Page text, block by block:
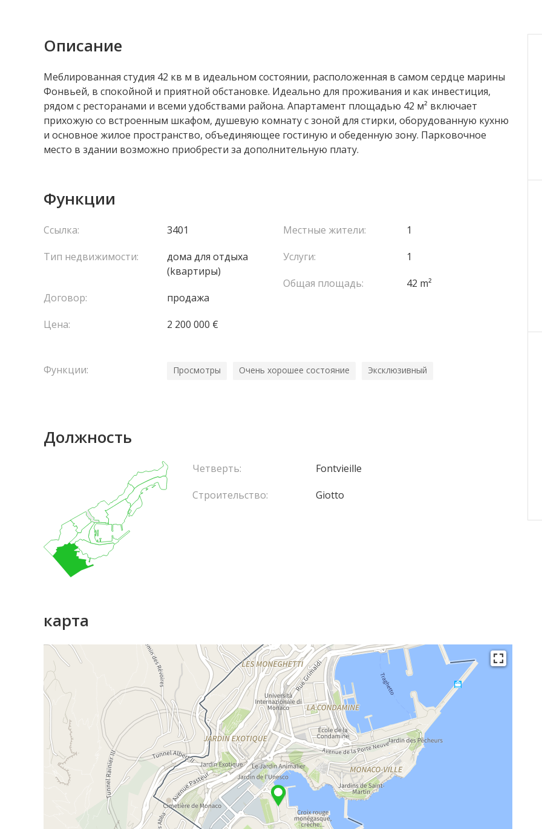
Описание
Меблированная студия 42 кв м в идеальном состоянии, расположенная в самом сердце марины
Фонвьей, в спокойной и приятной обстановке. Идеально для проживания и как инвестиция,
рядом с ресторанами и всеми удобствами района. Апартамент площадью 42 м² включает
прихожую со встроенным шкафом, душевую комнату с зоной для стирки, оборудованную кухню
и основное жилое пространство, объединяющее гостиную и обеденную зону. Парковочное
место в здании возможно приобрести за дополнительную плату.
Функции
Ссылка:
3401
Тип недвижимости:
домa для отдыха
(kвартиры)
Договор:
продажа
Цена:
2 200 000 €
Местные жители:
1
Услуги:
1
Общая площадь:
42 m²
Функции: Просмотры Очень хорошее состояние Эксклюзивный
Должность
Четверть:
Fontvieille
Строительство:
Giotto
карта